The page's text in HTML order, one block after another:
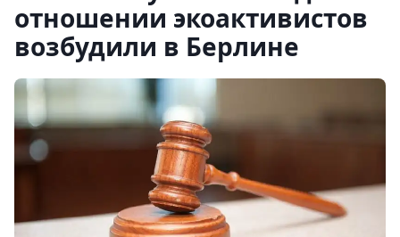
отношении экоактивистов
возбудили в Берлине